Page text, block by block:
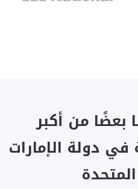
بعضًا من أكبر
دولة الإمارات